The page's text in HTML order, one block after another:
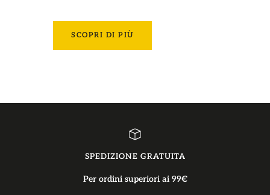
SCOPRI DI PIÙ
SPEDIZIONE GRATUITA
Per ordini superiori ai 99€